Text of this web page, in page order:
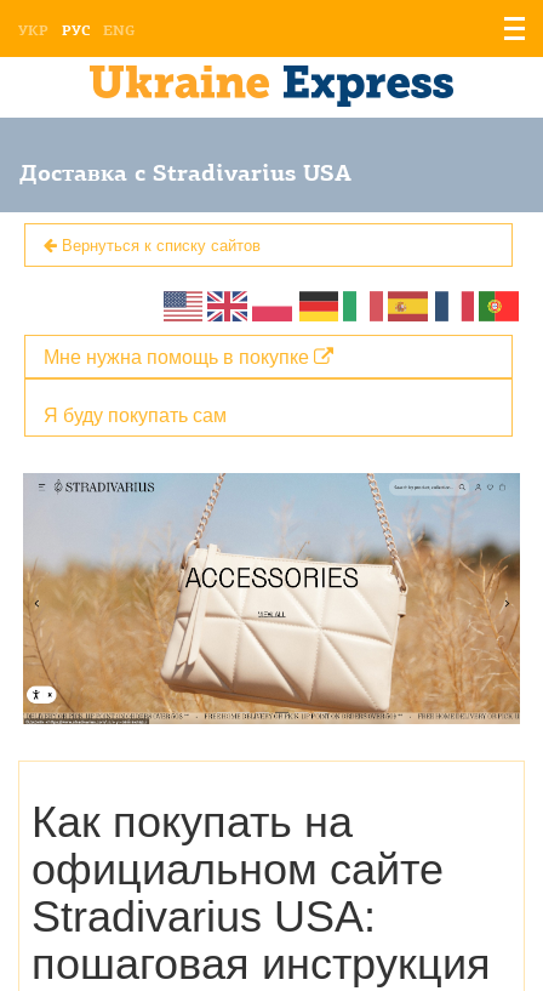
УКР РУС ENG
Доставка с Stradivarius USA
Вернуться к списку сайтов
Я буду покупать сам
Мне нужна помощь в покупке
Как покупать на
официальном сайте
Stradivarius USA:
пошаговая инструкция